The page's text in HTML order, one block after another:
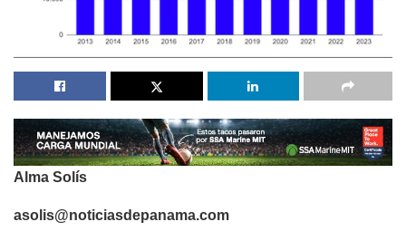
Alma Solís
asolis@noticiasdepanama.com